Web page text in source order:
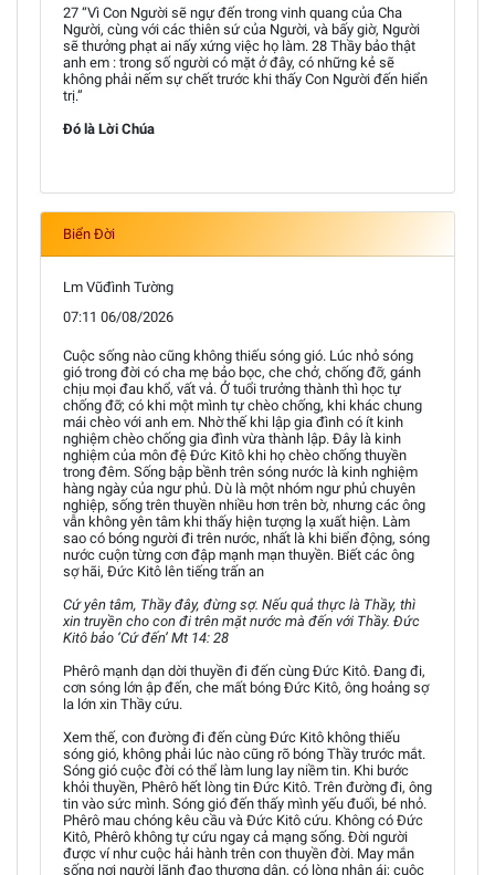
27 “Vì Con Người sẽ ngự đến trong vinh quang của Cha
Người, cùng với các thiên sứ của Người, và bấy giờ, Người
sẽ thưởng phạt ai nấy xứng việc họ làm. 28 Thầy bảo thật
anh em : trong số người có mặt ở đây, có những kẻ sẽ
không phải nếm sự chết trước khi thấy Con Người đến hiển
trị.”
Đó là Lời Chúa
Biển Đời
Lm Vũđình Tường
07:11 06/08/2026
Cuộc sống nào cũng không thiếu sóng gió. Lúc nhỏ sóng
gió trong đời có cha mẹ bảo bọc, che chở, chống đỡ, gánh
chịu mọi đau khổ, vất vả. Ở tuổi trưởng thành thì học tự
chống đỡ; có khi một mình tự chèo chống, khi khác chung
mái chèo với anh em. Nhờ thế khi lập gia đình có ít kinh
nghiệm chèo chống gia đình vừa thành lập. Đây là kinh
nghiệm của môn đệ Đức Kitô khi họ chèo chống thuyền
trong đêm. Sống bập bềnh trên sóng nước là kinh nghiệm
hàng ngày của ngư phủ. Dù là một nhóm ngư phủ chuyên
nghiệp, sống trên thuyền nhiều hơn trên bờ, nhưng các ông
vẫn không yên tâm khi thấy hiện tượng lạ xuất hiện. Làm
sao có bóng người đi trên nước, nhất là khi biển động, sóng
nước cuộn từng cơn đập mạnh mạn thuyền. Biết các ông
sợ hãi, Đức Kitô lên tiếng trấn an
Cứ yên tâm, Thầy đây, đừng sợ. Nếu quả thực là Thầy, thì
xin truyền cho con đi trên mặt nước mà đến với Thầy. Đức
Kitô bảo ‘Cứ đến’ Mt 14: 28
Phêrô mạnh dạn dời thuyền đi đến cùng Đức Kitô. Đang đi,
cơn sóng lớn ập đến, che mất bóng Đức Kitô, ông hoảng sợ
la lớn xin Thầy cứu.
Xem thế, con đường đi đến cùng Đức Kitô không thiếu
sóng gió, không phải lúc nào cũng rõ bóng Thầy trước mắt.
Sóng gió cuộc đời có thể làm lung lay niềm tin. Khi bước
khỏi thuyền, Phêrô hết lòng tin Đức Kitô. Trên đường đi, ông
tin vào sức mình. Sóng gió đến thấy mình yếu đuối, bé nhỏ.
Phêrô mau chóng kêu cầu và Đức Kitô cứu. Không có Đức
Kitô, Phêrô không tự cứu ngay cả mạng sống. Đời người
được ví như cuộc hải hành trên con thuyền đời. May mắn
sống nơi người lãnh đạo thương dân, có lòng nhân ái; cuộc